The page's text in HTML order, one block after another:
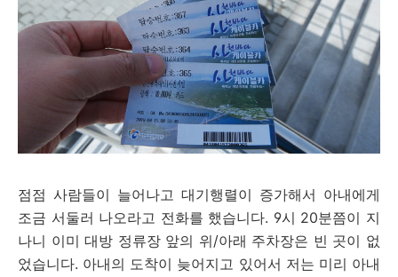
점점 사람들이 늘어나고 대기행렬이 증가해서 아내에게
조금 서둘러 나오라고 전화를 했습니다. 9시 20분쯤이 지
나니 이미 대방 정류장 앞의 위/아래 주차장은 빈 곳이 없
었습니다. 아내의 도착이 늦어지고 있어서 저는 미리 아내